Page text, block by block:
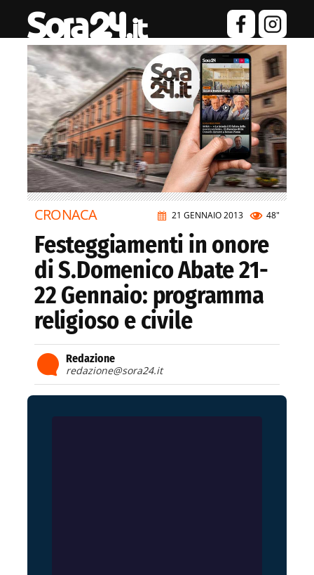
21 GENNAIO 2013 48"
CRONACA
Festeggiamenti in onore
di S.Domenico Abate 21-
22 Gennaio: programma
religioso e civile
Redazione
redazione@sora24.it